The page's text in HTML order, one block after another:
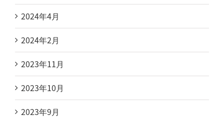
2024年4月
2024年2月
2023年11月
2023年10月
2023年9月